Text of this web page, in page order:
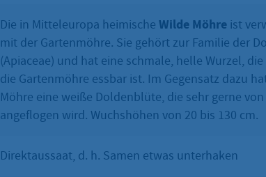
Die in Mitteleuropa heimische Wilde Möhre ist
mit der Gartenmöhre. Sie gehört zur Familie der
(Apiaceae) und hat eine schmale, helle Wurzel,
die Gartenmöhre essbar ist. Im Gegensatz dazu
Möhre eine weiße Doldenblüte, die sehr gerne
angeflogen wird. Wuchshöhen von 20 bis 130 cm.
Direktaussaat, d. h. Samen etwas unterhaken